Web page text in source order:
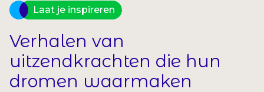
Laat je inspireren
Verhalen van
uitzendkrachten die hun
dromen waarmaken